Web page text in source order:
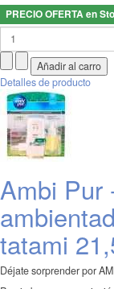
PRECIO OFERTA en
Detalles de producto
Ambi Pur
tatami
Déjate sorprender por